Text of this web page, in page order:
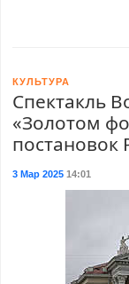
КУЛЬТУРА
Спектакль
«Золотом
постановок
3 Мар 202514:01